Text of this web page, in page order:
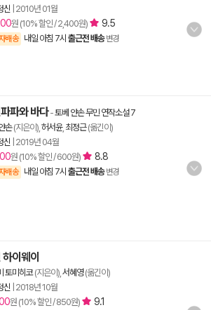
신 2010년 01월
원 (10% 할인 / 2,400원) 9.5
배송 내일 아침 7시 출근전 배송 변경
파와 바다-토베 얀손 무민 연작소설 7
손(지은이), 허서윤, 최정근(옮긴이)
신 2019년 04월
원 (10% 할인 / 600원) 8.8
배송 내일 아침 7시 출근전 배송 변경
이웨이
토미히코(지은이), 서혜영(옮긴이)
신 2018년 10월
원 (10% 할인 / 850원) 9.1